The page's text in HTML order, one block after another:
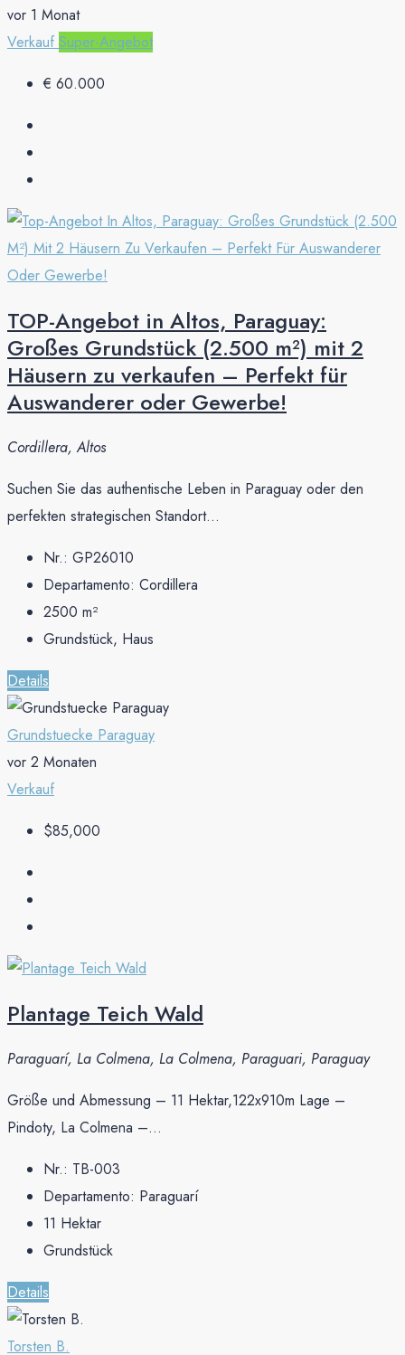
vor 1 Monat
Verkauf Super-Angebot
€ 60.000
TOP-Angebot in Altos, Paraguay:
Großes Grundstück (2.500 m²) mit 2
Häusern zu verkaufen – Perfekt für
Auswanderer oder Gewerbe!
Cordillera, Altos
Suchen Sie das authentische Leben in Paraguay oder den
perfekten strategischen Standort...
Nr.: GP26010
Departamento: Cordillera
2500 m²
Grundstück, Haus
Details
Grundstuecke Paraguay
vor 2 Monaten
Verkauf
$85,000
Plantage Teich Wald
Paraguarí, La Colmena, La Colmena, Paraguari, Paraguay
Größe und Abmessung – 11 Hektar,122x910m Lage –
Pindoty, La Colmena –...
Nr.: TB-003
Departamento: Paraguarí
11 Hektar
Grundstück
Details
Torsten B.